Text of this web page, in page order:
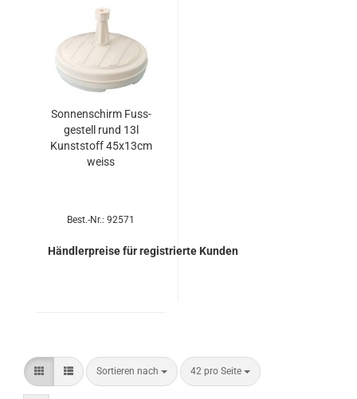
Son­nen­schirm Fuss­
ge­stell rund 13l
Kunst­stoff 45x13cm
weiss
Best.-Nr.: 92571
Händlerpreise für registrierte Kunden
Sortieren nach 42 pro Seite